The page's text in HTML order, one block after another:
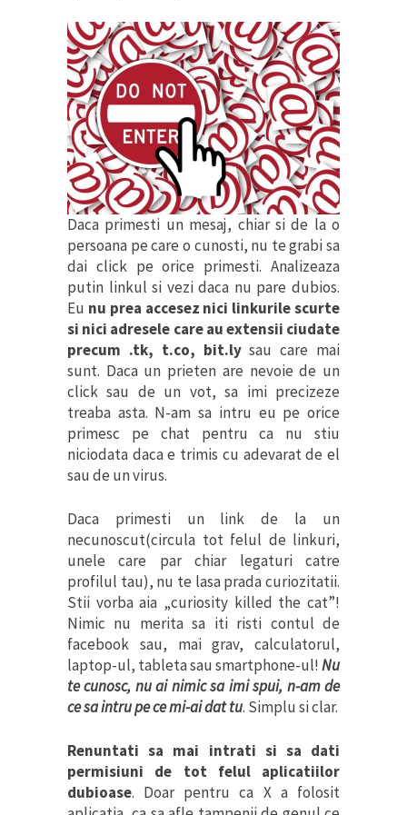
Daca primesti un mesaj, chiar si de la o
persoana pe care o cunosti, nu te grabi sa
dai click pe orice primesti. Analizeaza
putin linkul si vezi daca nu pare dubios.
Eu nu prea accesez nici linkurile scurte
si nici adresele care au extensii ciudate
precum .tk, t.co, bit.lysau care mai
sunt. Daca un prieten are nevoie de un
click sau de un vot, sa imi precizeze
treaba asta. N-am sa intru eu pe orice
primesc pe chat pentru ca nu stiu
niciodata daca e trimis cu adevarat de el
sau de un virus.
Daca primesti un link de la un
necunoscut(circula tot felul de linkuri,
unele care par chiar legaturi catre
profilul tau), nu te lasa prada curiozitatii.
Stii vorba aia „curiosity killed the cat”!
Nimic nu merita sa iti risti contul de
facebook sau, mai grav, calculatorul,
laptop-ul, tableta sau smartphone-ul!Nu
te cunosc, nu ai nimic sa imi spui, n-am de
ce sa intru pe ce mi-ai dat tu. Simplu si clar.
Renuntati sa mai intrati si sa dati
permisiuni de tot felul aplicatiilor
dubioase. Doar pentru ca X a folosit